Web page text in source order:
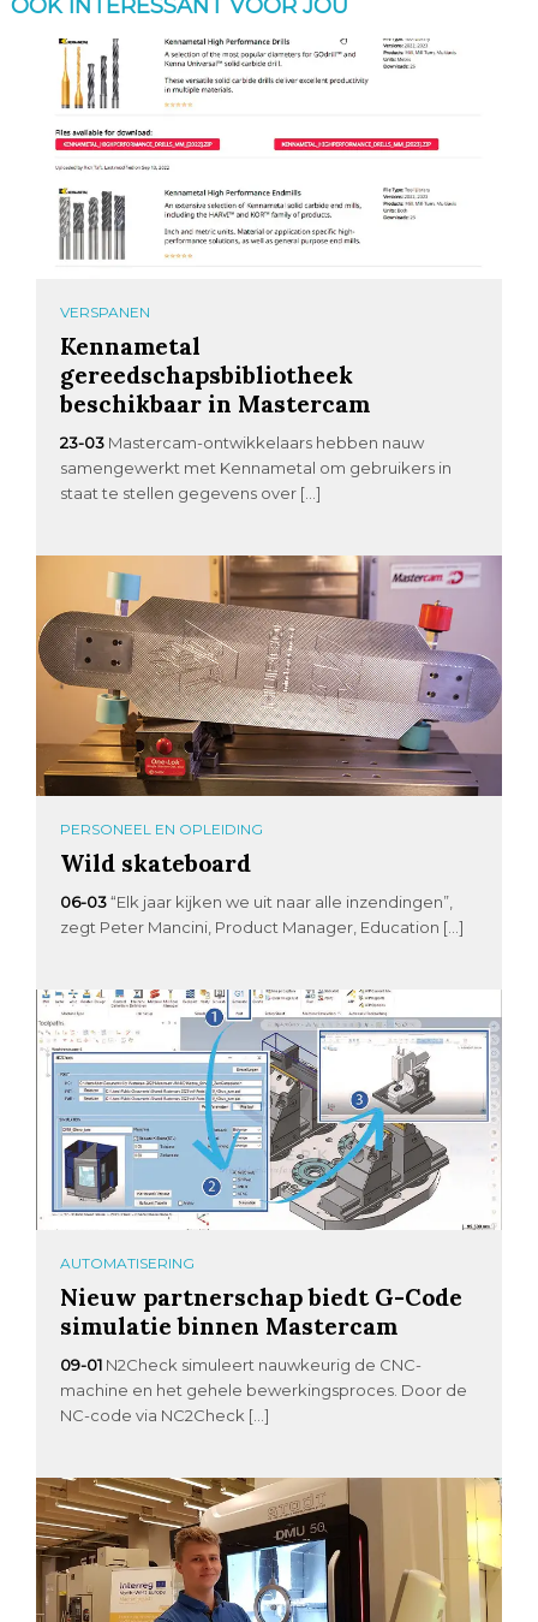
OOK INTERESSANT VOOR JOU
VERSPANEN
Kennametal
gereedschapsbibliotheek
beschikbaar in Mastercam
23-03 Mastercam-ontwikkelaars hebben nauw
samengewerkt met Kennametal om gebruikers in
staat te stellen gegevens over […]
PERSONEEL EN OPLEIDING
Wild skateboard
06-03 “Elk jaar kijken we uit naar alle inzendingen”,
zegt Peter Mancini, Product Manager, Education […]
AUTOMATISERING
Nieuw partnerschap biedt G-Code
simulatie binnen Mastercam
09-01 N2Check simuleert nauwkeurig de CNC-
machine en het gehele bewerkingsproces. Door de
NC-code via NC2Check […]